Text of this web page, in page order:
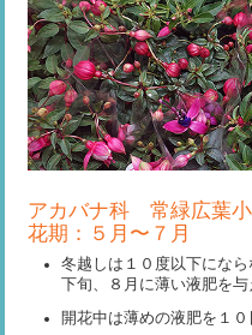
アカバナ科 常緑広葉
花期：５月〜７月
冬越しは１０度以下にな
下旬、８月に薄い液肥を与
開花中は薄めの液肥を１０